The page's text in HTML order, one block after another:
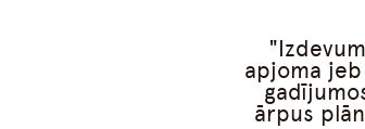
apjoma
ārpus